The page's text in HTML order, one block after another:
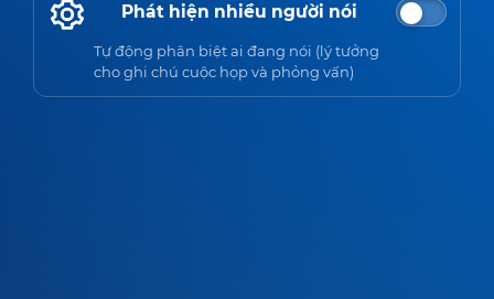
Phát hiện nhiều người nói
Tự động phân biệt ai đang nói (lý tưởng
cho ghi chú cuộc họp và phỏng vấn)